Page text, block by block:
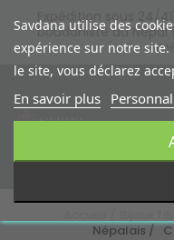
Expédition sous 24/
bouddhiste au Népal
Basculer
navigation
Népalais
Savdana utilise des
expérience sur notre
le site, vous déclarez
En savoir plus